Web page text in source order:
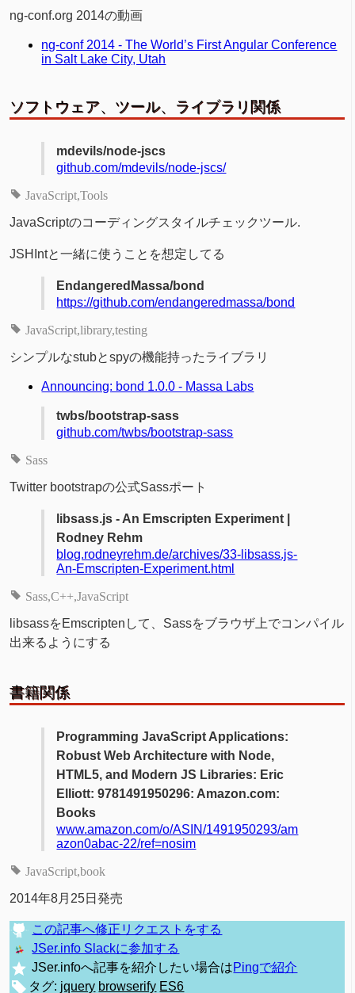
ng-conf.org 2014の動画
ng-conf 2014 - The World’s First Angular Conference
in Salt Lake City, Utah
ソフトウェア、ツール、ライブラリ関係
mdevils/node-jscs
github.com/mdevils/node-jscs/
JavaScript Tools
JavaScriptのコーディングスタイルチェックツール.
JSHIntと一緒に使うことを想定してる
EndangeredMassa/bond
https://github.com/endangeredmassa/bond
JavaScript library testing
シンプルなstubとspyの機能持ったライブラリ
Announcing: bond 1.0.0 - Massa Labs
twbs/bootstrap-sass
github.com/twbs/bootstrap-sass
Sass
Twitter bootstrapの公式Sassポート
libsass.js - An Emscripten Experiment |
Rodney Rehm
blog.rodneyrehm.de/archives/33-libsass.js-
An-Emscripten-Experiment.html
Sass C++ JavaScript
libsassをEmscriptenして、Sassをブラウザ上でコンパイル
出来るようにする
書籍関係
Programming JavaScript Applications:
Robust Web Architecture with Node,
HTML5, and Modern JS Libraries: Eric
Elliott: 9781491950296: Amazon.com:
Books
www.amazon.com/o/ASIN/1491950293/am
azon0abac-22/ref=nosim
JavaScript book
2014年8月25日発売
この記事へ修正リクエストをする
JSer.info Slackに参加する
JSer.infoへ記事を紹介したい場合はPingで紹介
タグ: jquery browserify ES6